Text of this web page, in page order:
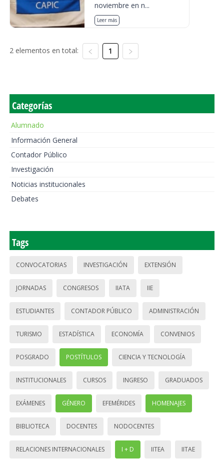
noviembre en n...
Leer más
2 elementos en total: 1
Categorías
Alumnado
Información General
Contador Público
Investigación
Noticias institucionales
Debates
Tags
CONVOCATORIAS INVESTIGACIÓN EXTENSIÓN
JORNADAS CONGRESOS IIATA IIE
ESTUDIANTES CONTADOR PÚBLICO ADMINISTRACIÓN
TURISMO ESTADÍSTICA ECONOMÍA CONVENIOS
POSGRADO POSTÍTULOS CIENCIA Y TECNOLOGÍA
INSTITUCIONALES CURSOS INGRESO GRADUADOS
EXÁMENES GÉNERO EFEMÉRIDES HOMENAJES
BIBLIOTECA DOCENTES NODOCENTES
RELACIONES INTERNACIONALES I + D IITEA IITAE